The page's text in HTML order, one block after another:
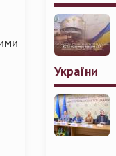
України